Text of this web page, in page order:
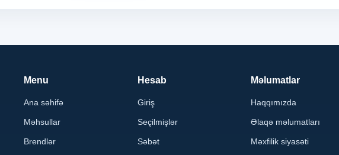
Menu
Ana səhifə
Məhsullar
Brendlər
Hesab
Giriş
Seçilmişlər
Səbət
Məlumatlar
Haqqımızda
Əlaqə məlumatları
Məxfilik siyasəti